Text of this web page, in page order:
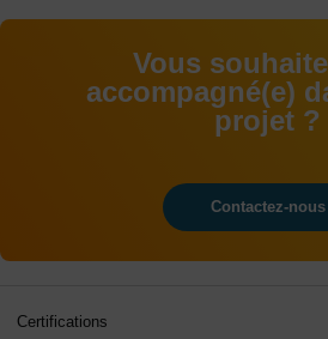
Vous
accompagné(e)
projet ?
Contactez-nous
Certifications